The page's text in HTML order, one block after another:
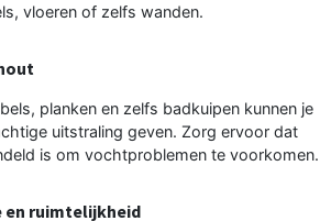
vloeren of zelfs wanden.
planken en zelfs badkuipen kunnen je
uitstraling geven. Zorg ervoor dat
is om vochtproblemen te voorkomen.
en ruimtelijkheid